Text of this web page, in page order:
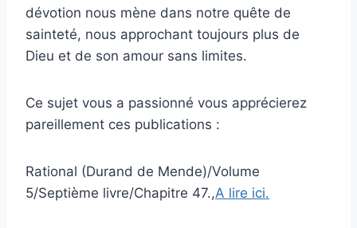
dévotion nous mène dans notre quête de
sainteté, nous approchant toujours plus de
Dieu et de son amour sans limites.
Ce sujet vous a passionné vous apprécierez
pareillement ces publications :
Rational (Durand de Mende)/Volume
5/Septième livre/Chapitre 47.,A lire ici.